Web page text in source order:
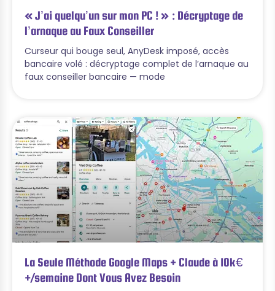
« J’ai quelqu’un sur mon PC ! » : Décryptage de
l’arnaque au Faux Conseiller
Curseur qui bouge seul, AnyDesk imposé, accès
bancaire volé : décryptage complet de l’arnaque au
faux conseiller bancaire — mode
La Seule Méthode Google Maps + Claude à 10k€
+/semaine Dont Vous Avez Besoin